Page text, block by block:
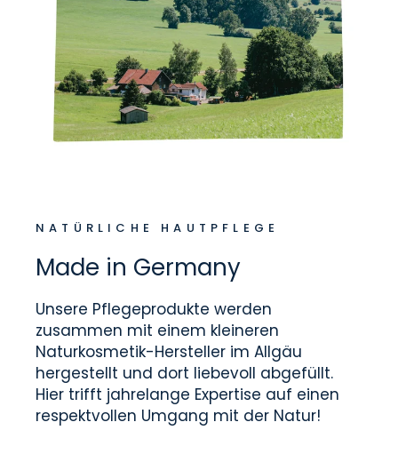
NATÜRLICHE HAUTPFLEGE
Made in Germany
Unsere Pflegeprodukte werden
zusammen mit einem kleineren
Naturkosmetik-Hersteller im Allgäu
hergestellt und dort liebevoll abgefüllt.
Hier trifft jahrelange Expertise auf einen
respektvollen Umgang mit der Natur!